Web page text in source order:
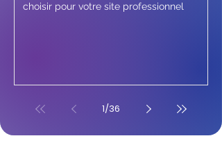
choisir pour votre site professionnel
1/36